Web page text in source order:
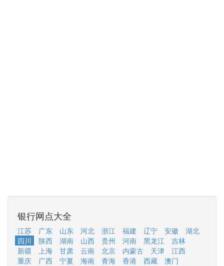
银行网点大全
江苏 广东 山东 河北 浙江 福建 辽宁 安徽
湖北
四川
陕西 湖南 山西 贵州 河南 黑龙江
吉林
新疆
上海 甘肃 云南 北京 内蒙古 天津
江西
重庆
广西 宁夏 海南 青海 香港 西藏
澳门